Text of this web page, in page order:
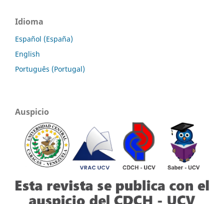
Idioma
Español (España)
English
Português (Portugal)
Auspicio